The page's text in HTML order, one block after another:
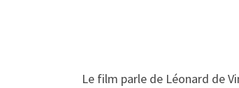
Le film parle de Léonard de